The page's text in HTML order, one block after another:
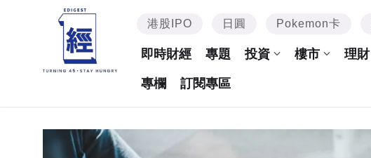
港股IPO 日圓 Pokemon卡
即時財經 專題 投資 樓市 理財
專欄 訂閱專區